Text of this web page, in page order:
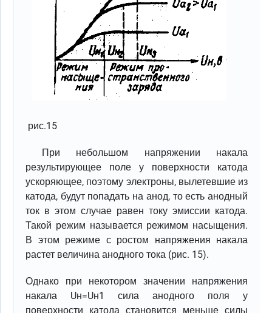
рис.15
При небольшом напряжении накала
результирующее поле у поверхности катода
ускоряющее, поэтому электроны, вылетевшие из
катода, будут попадать на анод, то есть анодный
ток в этом случае равен току эмиссии катода.
Такой режим называется режимом насыщения.
В этом режиме с ростом напряжения накала
растет величина анодного тока (рис. 15).
Однако при некотором значении напряжения
накала Uн=Uн1 сила анодного поля у
поверхности катода становится меньше силы